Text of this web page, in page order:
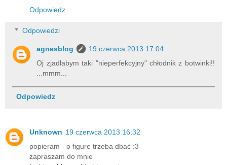
Odpowiedz
Odpowiedzi
agnesblog
19 czerwca 2013 17:04
Oj zjadłabym taki "nieperfekcyjny" chłodnik z botwinki!!
...mmm...
Odpowiedz
Unknown 19 czerwca 2013 16:32
popieram - o figure trzeba dbać :3
zapraszam do mnie